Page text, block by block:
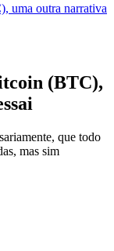
uma outra narrativa
(BTC),
que todo
mas sim